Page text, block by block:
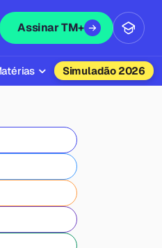
Assinar TM+
Simuladão 2026